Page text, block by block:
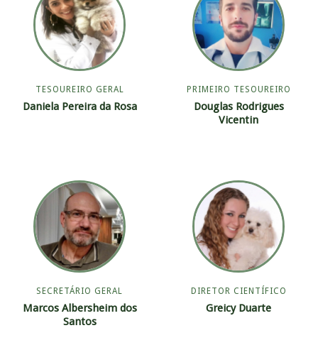
TESOUREIRO GERAL
Daniela Pereira da Rosa
PRIMEIRO TESOUREIRO
Douglas Rodrigues
Vicentin
SECRETÁRIO GERAL
Marcos Albersheim dos
Santos
DIRETOR CIENTÍFICO
Greicy Duarte